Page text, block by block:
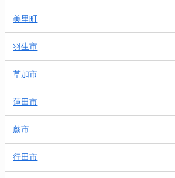
美里町
羽生市
草加市
蓮田市
蕨市
行田市